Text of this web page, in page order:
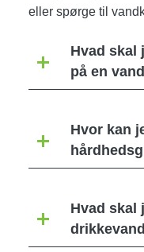
eller spørge til
Hvad skal
på en
Hvor kan
Hvad skal